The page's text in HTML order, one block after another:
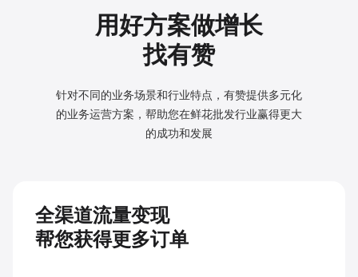
用好方案做增长
找有赞
针对不同的业务场景和行业特点，有赞提供多元化
的业务运营方案，帮助您在鲜花批发行业赢得更大
的成功和发展
全渠道流量变现
帮您获得更多订单